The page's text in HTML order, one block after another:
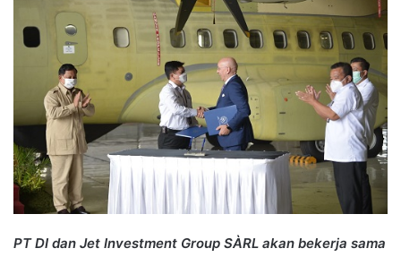
PT DI dan Jet Investment Group SÀRL akan bekerja sama